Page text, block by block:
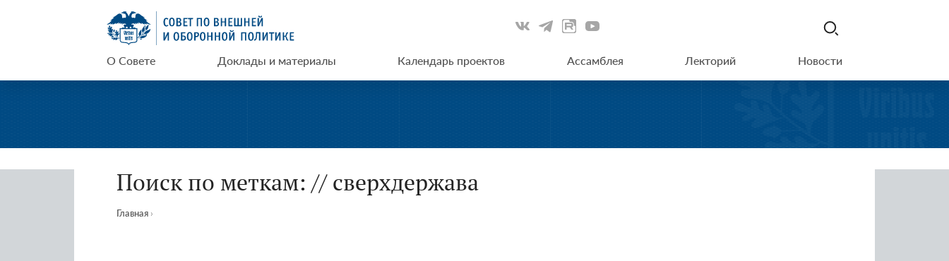
СВОП
О Совете Доклады и материалы Календарь проектов Ассамблея Лекторий Новости
Поиск по меткам: // сверхдержава
Главная ›